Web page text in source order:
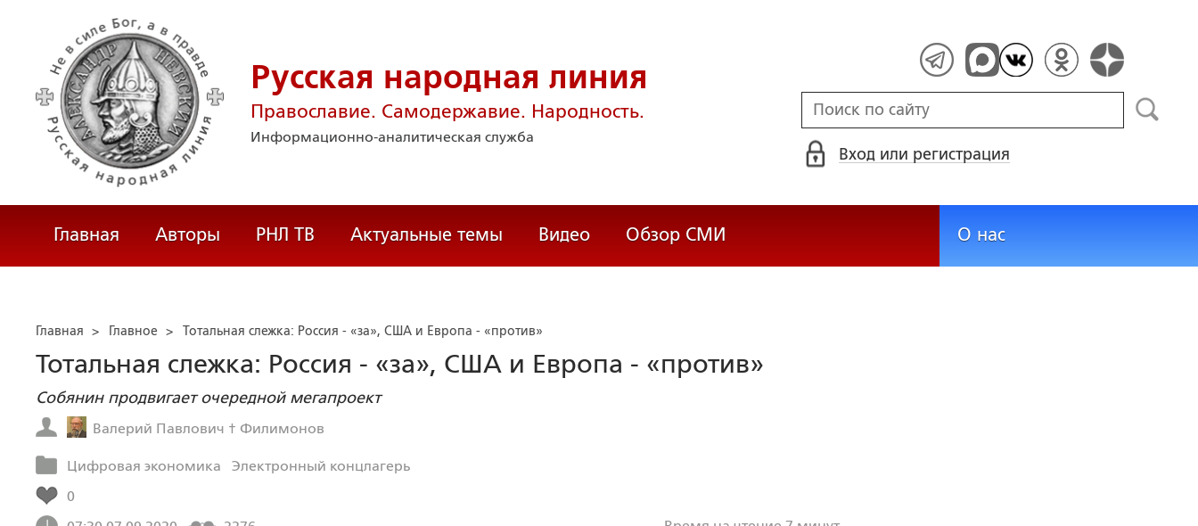
Русская народная линия
Православие. Самодержавие. Народность.
Информационно-аналитическая служба
Вход или регистрация
Главная Авторы РНЛ ТВ Актуальные темы Видео Обзор СМИ О нас
Главная > Главное > Тотальная слежка: Россия - «за», США и Европа - «против»
Тотальная слежка: Россия - «за», США и Европа - «против»
Собянин продвигает очередной мегапроект
Валерий Павлович † Филимонов
Цифровая экономика
Электронный концлагерь
0